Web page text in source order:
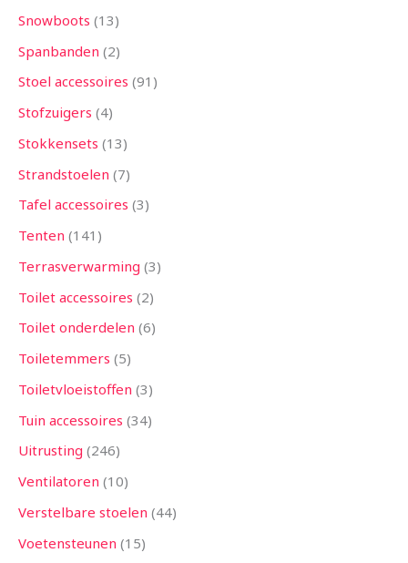
Snowboots 13
Spanbanden 2
Stoel accessoires 91
Stofzuigers 4
Stokkensets 13
Strandstoelen 7
Tafel accessoires 3
Tenten 141
Terrasverwarming 3
Toilet accessoires 2
Toilet onderdelen 6
Toiletemmers 5
Toiletvloeistoffen 3
Tuin accessoires 34
Uitrusting 246
Ventilatoren 10
Verstelbare stoelen 44
Voetensteunen 15